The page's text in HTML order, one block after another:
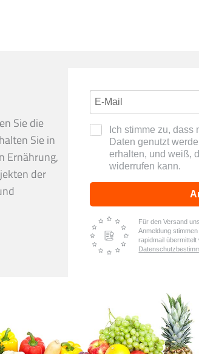
Sie die
Sie in
Ernährung,
der
Ich stimme zu,
Daten genutzt
erhalten, und weiß,
widerrufen kann.
Für den Versand
Anmeldung
rapidmail